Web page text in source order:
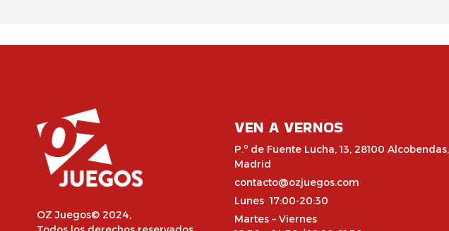
OZ Juegos© 2024,
VEN A VERNOS
P.º de Fuente Lucha, 13, 28100 Alcobendas,
Madrid
contacto@ozjuegos.com
Lunes 17:00-20:30
Martes – Viernes